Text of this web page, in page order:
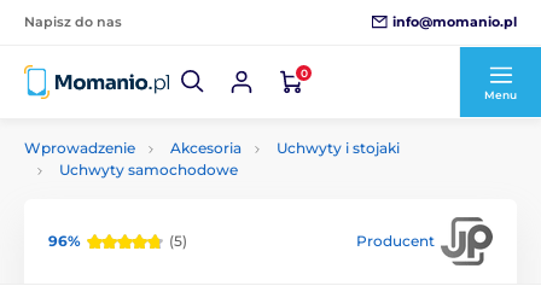
Napisz do nas info@momanio.pl
0
Menu
Wprowadzenie Akcesoria
Uchwyty i stojaki
Uchwyty samochodowe
96% (5) Producent